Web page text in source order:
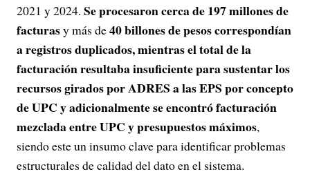
2021 y 2024. Se procesaron cerca de 197 millones de
facturasy más de40 billones de pesos correspondían
a registros duplicados, mientras el total de la
facturación resultaba insuficiente para sustentar los
recursos girados por ADRES a las EPS por concepto
de UPC y adicionalmente se encontró facturación
mezclada entre UPC y presupuestos máximos,
siendo este un insumo clave para identificar problemas
estructurales de calidad del dato en el sistema.